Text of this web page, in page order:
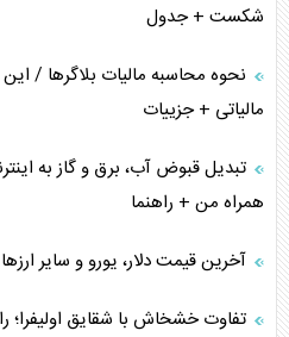
شکست + جدول
نحوه محاسبه مالیات بلاگر‌ها / این
مالیاتی + جزییات
تبدیل قبوض آب، برق و گاز به
همراه من + راهنما
آخرین قیمت دلار، یورو و سایر ارز‌ها ۱۲ مرداد ۱۴۰۵ / جدول
تفاوت خشخاش با شقایق اولیفرا؛